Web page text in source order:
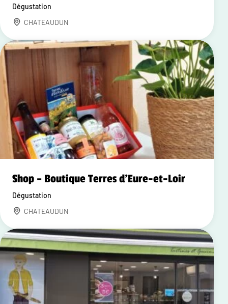
Dégustation
CHATEAUDUN
Shop – Boutique Terres d'Eure-et-Loir
Dégustation
CHATEAUDUN